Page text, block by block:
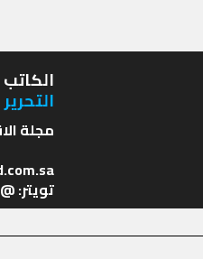
الكاتب
التحرير
تويتر: @aliktisad